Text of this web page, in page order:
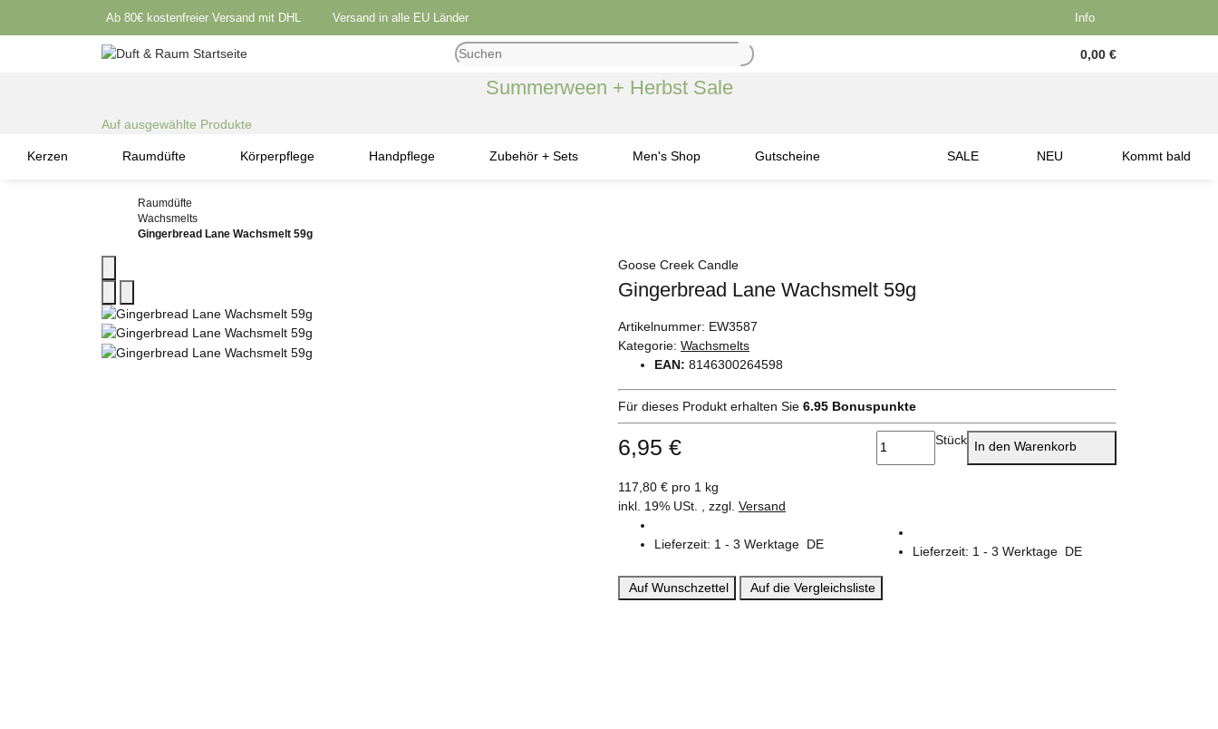
Ab 80€ kostenfreier Versand mit DHL Versand in alle EU Länder Info
0,00 €
Summerween + Herbst Sale
Auf ausgewählte Produkte
Kerzen Raumdüfte Körperpflege Handpflege Zubehör + Sets Men's Shop Gutscheine SALE NEU Kommt bald
Raumdüfte
Wachsmelts
Gingerbread Lane Wachsmelt 59g
Goose Creek Candle
Gingerbread Lane Wachsmelt 59g
Artikelnummer: EW3587
Kategorie: Wachsmelts
EAN: 8146300264598
Für dieses Produkt erhalten Sie 6.95 Bonuspunkte
6,95 €
117,80 € pro 1 kg
inkl. 19% USt. , zzgl. Versand
Lieferzeit: 1 - 3 Werktage DE
Stück In den Warenkorb
Lieferzeit: 1 - 3 Werktage DE
Auf Wunschzettel Auf die Vergleichsliste